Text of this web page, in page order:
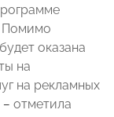
Помимо
оказана
на
на рекламных
– отметила